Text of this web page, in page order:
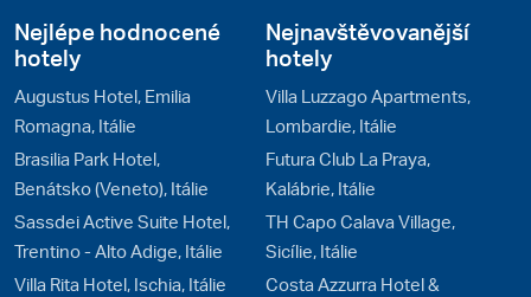
Nejlépe hodnocené
hotely
Augustus Hotel, Emilia
Romagna, Itálie
Brasilia Park Hotel,
Benátsko (Veneto), Itálie
Sassdei Active Suite Hotel,
Trentino - Alto Adige, Itálie
Villa Rita Hotel, Ischia, Itálie
Nejnavštěvovanější
hotely
Villa Luzzago Apartments,
Lombardie, Itálie
Futura Club La Praya,
Kalábrie, Itálie
TH Capo Calava Village,
Sicílie, Itálie
Costa Azzurra Hotel &